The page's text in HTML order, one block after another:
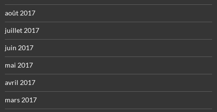
août 2017
juillet 2017
juin 2017
mai 2017
avril 2017
mars 2017